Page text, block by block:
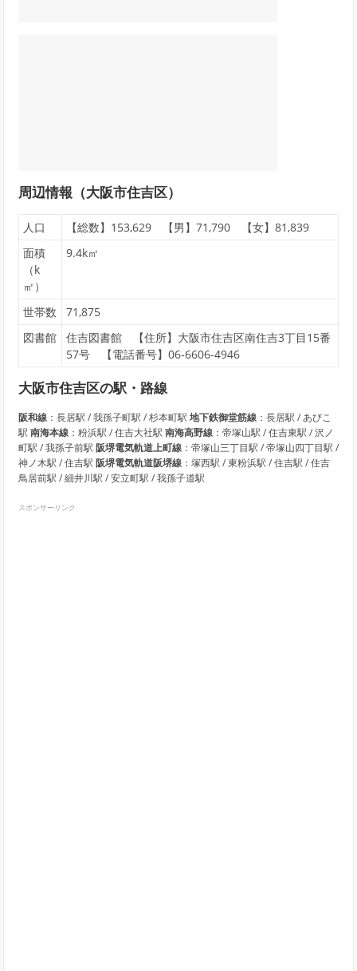
周辺情報（大阪市住吉区）
人口
【総数】153,629 【男】71,790 【女】81,839
面積
（k
㎡）
9.4k㎡
世帯数
71,875
図書館
住吉図書館 【住所】大阪市住吉区南住吉3丁目15番
57号 【電話番号】06-6606-4946
大阪市住吉区の駅・路線
阪和線：長居駅 / 我孫子町駅 / 杉本町駅 地下鉄御堂筋線：長居駅 / あびこ
駅 南海本線：粉浜駅 / 住吉大社駅 南海高野線：帝塚山駅 / 住吉東駅 / 沢ノ
町駅 / 我孫子前駅 阪堺電気軌道上町線：帝塚山三丁目駅 / 帝塚山四丁目駅 /
神ノ木駅 / 住吉駅 阪堺電気軌道阪堺線：塚西駅 / 東粉浜駅 / 住吉駅 / 住吉
鳥居前駅 / 細井川駅 / 安立町駅 / 我孫子道駅
スポンサーリンク